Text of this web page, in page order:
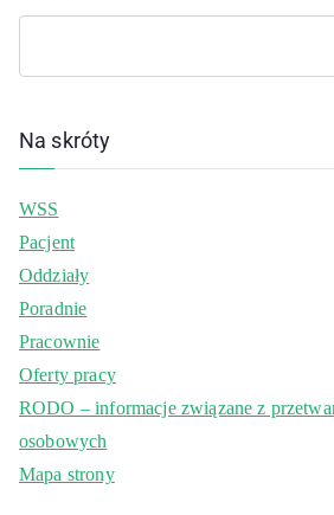
Na skróty
WSS
Pacjent
Oddziały
Poradnie
Pracownie
Oferty pracy
RODO – informacje związane z
osobowych
Mapa strony